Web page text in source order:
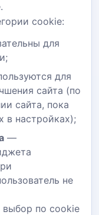
cookie:
для
для
сайта (по
сайта, пока
в настройках);
—
не
выбор по cookie